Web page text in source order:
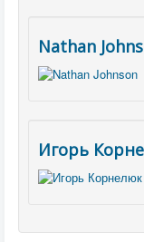
Nathan
Игорь